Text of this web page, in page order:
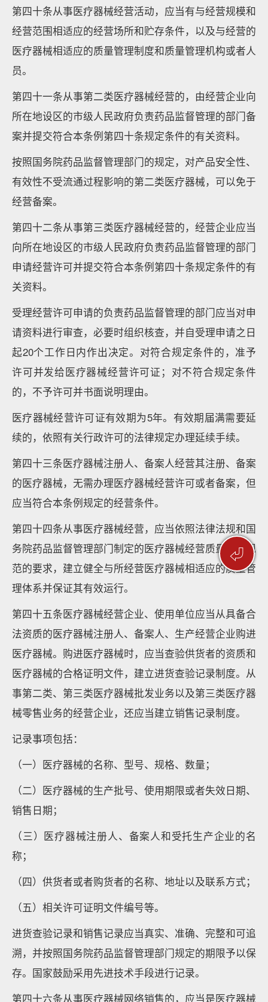
⏎
第四十条从事医疗器械经营活动，应当有与经营规模和
经营范围相适应的经营场所和贮存条件，以及与经营的
医疗器械相适应的质量管理制度和质量管理机构或者人
员。
第四十一条从事第二类医疗器械经营的，由经营企业向
所在地设区的市级人民政府负责药品监督管理的部门备
案并提交符合本条例第四十条规定条件的有关资料。
按照国务院药品监督管理部门的规定，对产品安全性、
有效性不受流通过程影响的第二类医疗器械，可以免于
经营备案。
第四十二条从事第三类医疗器械经营的，经营企业应当
向所在地设区的市级人民政府负责药品监督管理的部门
申请经营许可并提交符合本条例第四十条规定条件的有
关资料。
受理经营许可申请的负责药品监督管理的部门应当对申
请资料进行审查，必要时组织核查，并自受理申请之日
起20个工作日内作出决定。对符合规定条件的，准予
许可并发给医疗器械经营许可证；对不符合规定条件
的，不予许可并书面说明理由。
医疗器械经营许可证有效期为5年。有效期届满需要延
续的，依照有关行政许可的法律规定办理延续手续。
第四十三条医疗器械注册人、备案人经营其注册、备案
的医疗器械，无需办理医疗器械经营许可或者备案，但
应当符合本条例规定的经营条件。
第四十四条从事医疗器械经营，应当依照法律法规和国
务院药品监督管理部门制定的医疗器械经营质量管理规
范的要求，建立健全与所经营医疗器械相适应的质量管
理体系并保证其有效运行。
第四十五条医疗器械经营企业、使用单位应当从具备合
法资质的医疗器械注册人、备案人、生产经营企业购进
医疗器械。购进医疗器械时，应当查验供货者的资质和
医疗器械的合格证明文件，建立进货查验记录制度。从
事第二类、第三类医疗器械批发业务以及第三类医疗器
械零售业务的经营企业，还应当建立销售记录制度。
记录事项包括：
（一）医疗器械的名称、型号、规格、数量；
（二）医疗器械的生产批号、使用期限或者失效日期、
销售日期；
（三）医疗器械注册人、备案人和受托生产企业的名
称；
（四）供货者或者购货者的名称、地址以及联系方式；
（五）相关许可证明文件编号等。
进货查验记录和销售记录应当真实、准确、完整和可追
溯，并按照国务院药品监督管理部门规定的期限予以保
存。国家鼓励采用先进技术手段进行记录。
第四十六条从事医疗器械网络销售的，应当是医疗器械